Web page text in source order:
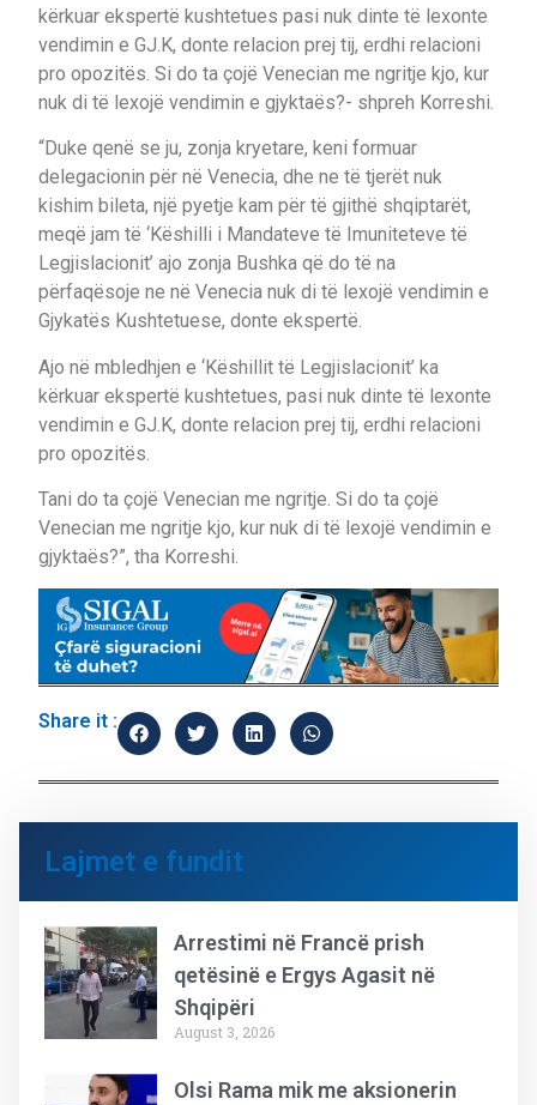
kërkuar ekspertë kushtetues pasi nuk dinte të lexonte
vendimin e GJ.K, donte relacion prej tij, erdhi relacioni
pro opozitës. Si do ta çojë Venecian me ngritje kjo, kur
nuk di të lexojë vendimin e gjyktaës?- shpreh Korreshi.
“Duke qenë se ju, zonja kryetare, keni formuar
delegacionin për në Venecia, dhe ne të tjerët nuk
kishim bileta, një pyetje kam për të gjithë shqiptarët,
meqë jam të ‘Këshilli i Mandateve të Imuniteteve të
Legjislacionit’ ajo zonja Bushka që do të na
përfaqësoje ne në Venecia nuk di të lexojë vendimin e
Gjykatës Kushtetuese, donte ekspertë.
Ajo në mbledhjen e ‘Këshillit të Legjislacionit’ ka
kërkuar ekspertë kushtetues, pasi nuk dinte të lexonte
vendimin e GJ.K, donte relacion prej tij, erdhi relacioni
pro opozitës.
Tani do ta çojë Venecian me ngritje. Si do ta çojë
Venecian me ngritje kjo, kur nuk di të lexojë vendimin e
gjyktaës?”, tha Korreshi.
Share it :
Lajmet e fundit
Arrestimi në Francë prish
qetësinë e Ergys Agasit në
Shqipëri
August 3, 2026
Olsi Rama mik me aksionerin